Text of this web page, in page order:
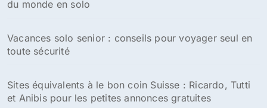
du monde en solo
Vacances solo senior : conseils pour voyager seul en
toute sécurité
Sites équivalents à le bon coin Suisse : Ricardo, Tutti
et Anibis pour les petites annonces gratuites